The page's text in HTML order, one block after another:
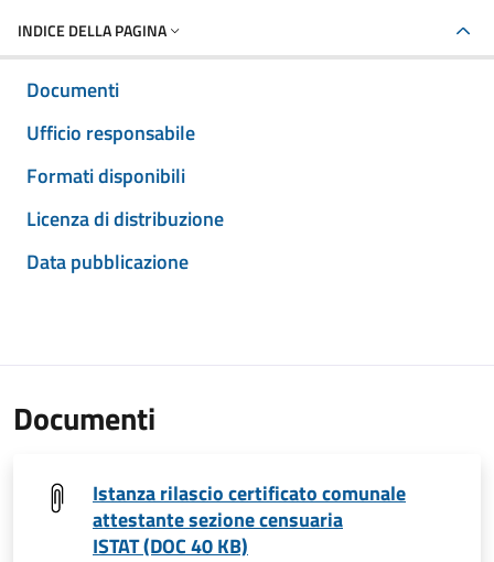
INDICE DELLA PAGINA
Documenti
Ufficio responsabile
Formati disponibili
Licenza di distribuzione
Data pubblicazione
Documenti
Istanza rilascio certificato comunale
attestante sezione censuaria
ISTAT (DOC 40 KB)